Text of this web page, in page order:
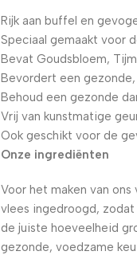
Rijk aan buffel en
Speciaal gemaakt voor
Bevat Goudsbloem,
Bevordert een
Behoud een gezonde
Vrij van kunstmatige
Ook geschikt voor de
Onze ingrediënten
Voor het maken van ons
vlees ingedroogd,
de juiste hoeveelheid
gezonde, voedzame